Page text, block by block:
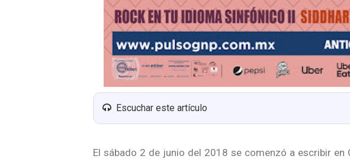
Escuchar este artículo
El sábado 2 de junio del 2018 se comenzó a escribir